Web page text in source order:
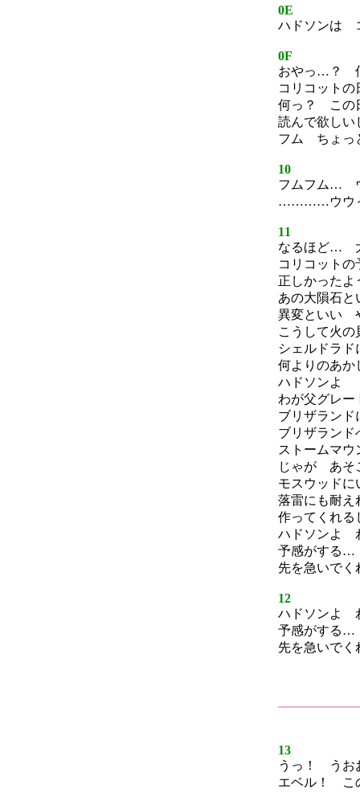
0E
ハドソンは
0F
おやっ…？
コリコット
何っ？ この
読んで欲し
フム ちょっ
10
フムフム…
…………ウ
11
なるほど…
コリコットの
正しかったよ
あの大隕石
異変といい
こうして火の
シェルドラド
何よりのあか
ハドソンよ
わが父グレー
ブリザランド
ブリザランド
ストームマ
じゃが あそ
モスウッド
落雷にも耐え
作ってくれ
ハドソンよ
予感がする…
先を急いでく
12
ハドソンよ
予感がする…
先を急いでく
13
うっ！ うお
エベル！ こ